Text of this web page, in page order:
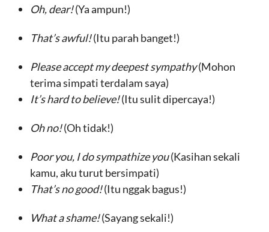
Oh, dear!(Ya ampun!)
That’s awful!(Itu parah banget!)
Please accept my deepest sympathy(Mohon
terima simpati terdalam saya)
It’s hard to believe!(Itu sulit dipercaya!)
Oh no!(Oh tidak!)
Poor you, I do sympathize you(Kasihan sekali
kamu, aku turut bersimpati)
That’s no good!(Itu nggak bagus!)
What a shame!(Sayang sekali!)